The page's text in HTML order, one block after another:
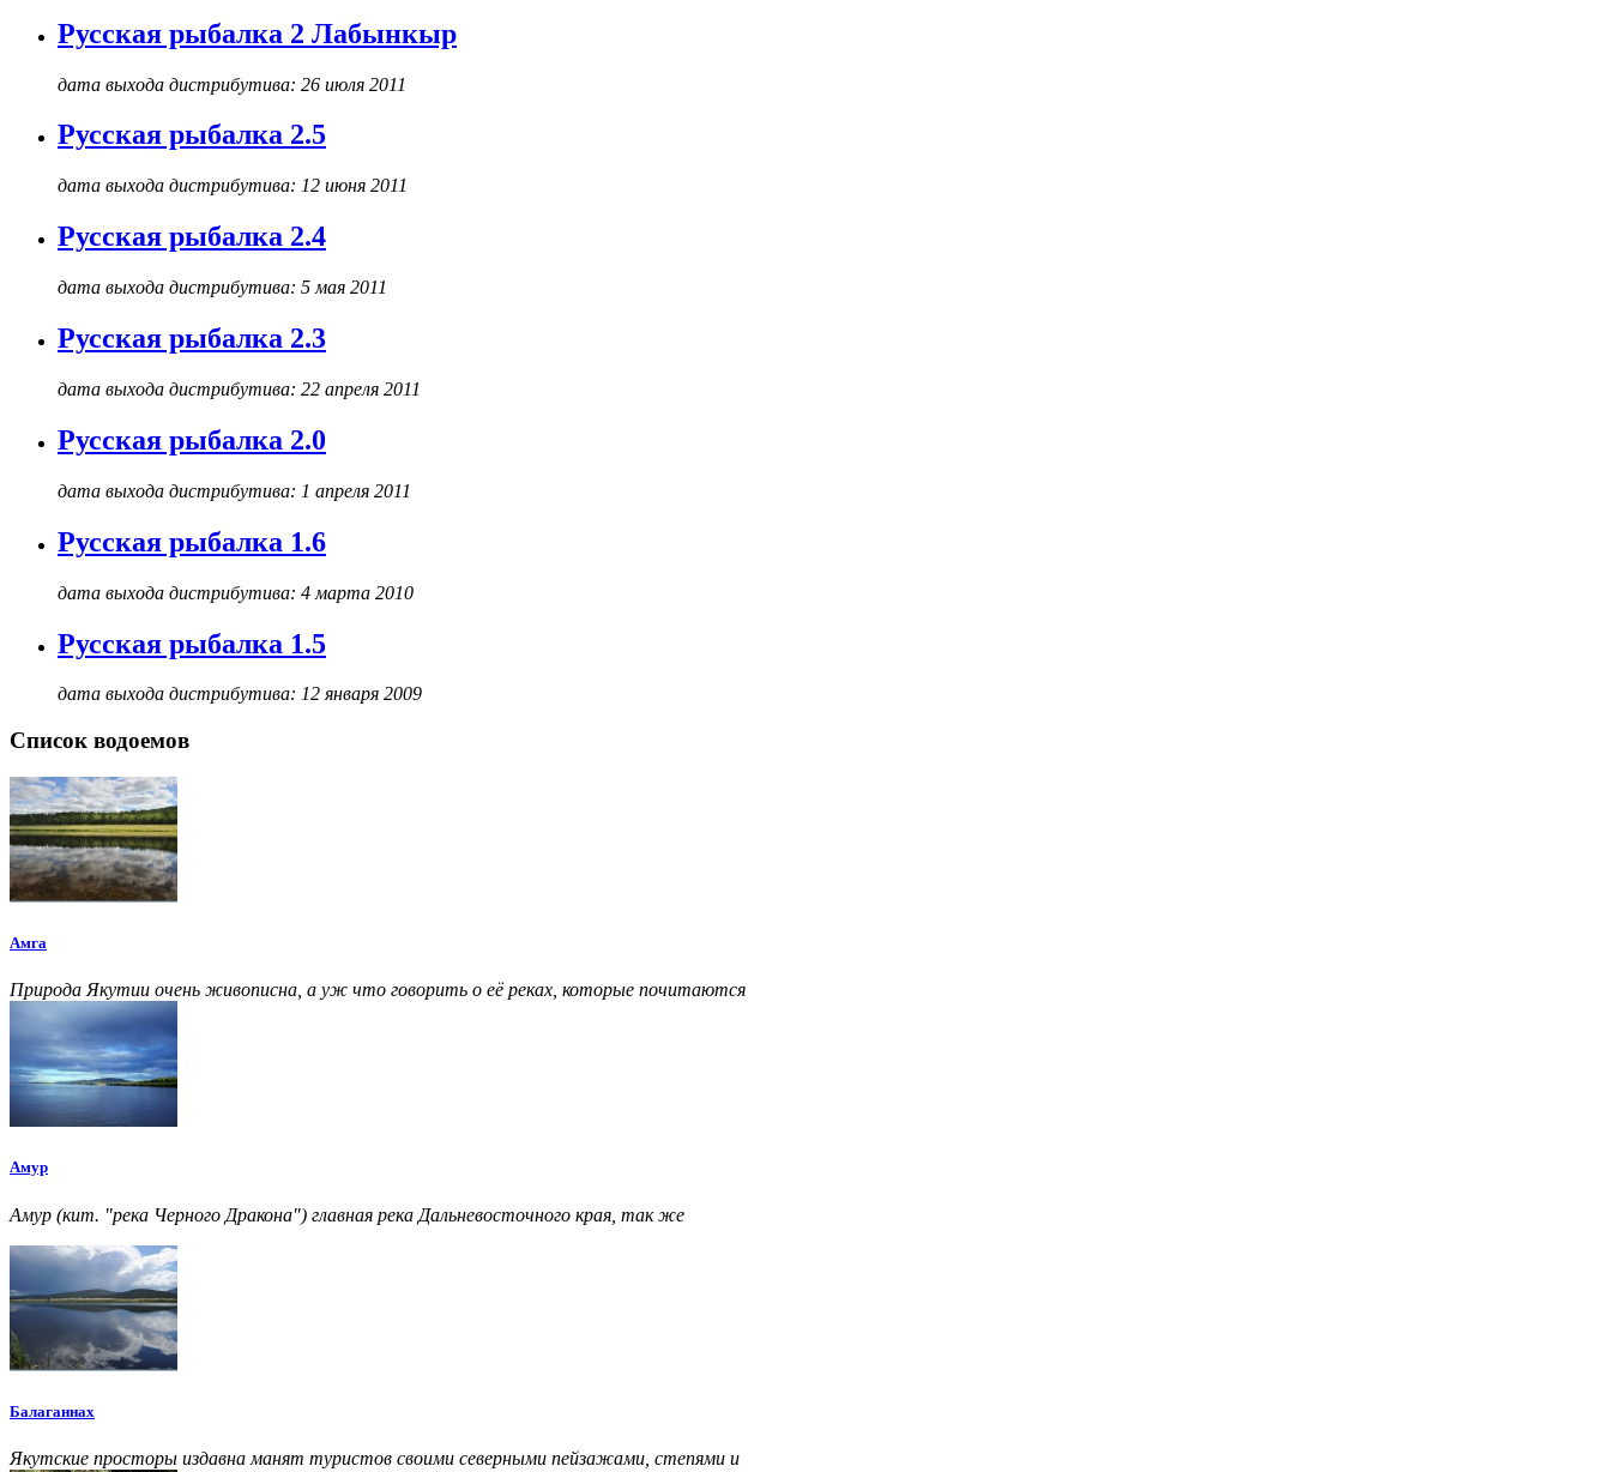
Русская рыбалка 2 Лабынкыр
дата выхода дистрибутива: 26 июля 2011
Русская рыбалка 2.5
дата выхода дистрибутива: 12 июня 2011
Русская рыбалка 2.4
дата выхода дистрибутива: 5 мая 2011
Русская рыбалка 2.3
дата выхода дистрибутива: 22 апреля 2011
Русская рыбалка 2.0
дата выхода дистрибутива: 1 апреля 2011
Русская рыбалка 1.6
дата выхода дистрибутива: 4 марта 2010
Русская рыбалка 1.5
дата выхода дистрибутива: 12 января 2009
Список водоемов
Амга
Природа Якутии очень живописна, а уж что говорить о её реках, которые почитаются
Амур
Амур (кит. "река Черного Дракона") главная река Дальневосточного края, так же
Балаганнах
Якутские просторы издавна манят туристов своими северными пейзажами, степями и